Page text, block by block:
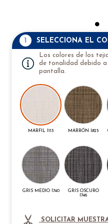
1 SELECCIONA EL
Los colores de los
de tonalidad debido a
pantalla.
MARFIL I113 MARRÓN I825
GRIS MEDIO I740
GRIS OSCURO
I746
SOLICITAR